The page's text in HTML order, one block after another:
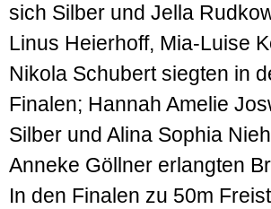
sich Silber und Jella
Linus Heierhoff, Mia-Luise
Nikola Schubert siegten in
Finalen; Hannah Amelie
Silber und Alina Sophia
Anneke Göllner erlangten
In den Finalen zu 50m